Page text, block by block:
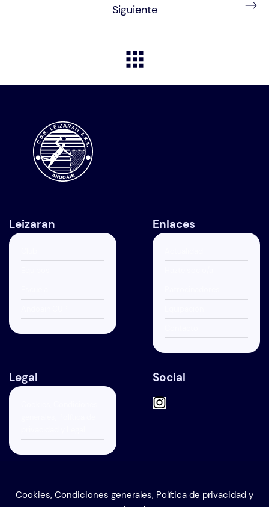
Siguiente
Leizaran Enlaces
Legal Social
Cookies, Condiciones generales, Política de privacidad y